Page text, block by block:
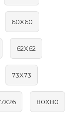
60X60
62X62
73X73
7X26 80X80